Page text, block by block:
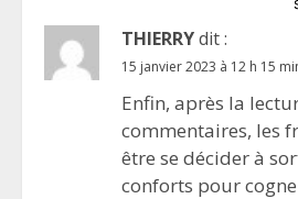
THIERRYdit :
15 janvier 2023 à 12 h 15
Enfin, après la
commentaires, les
être se décider à
conforts pour